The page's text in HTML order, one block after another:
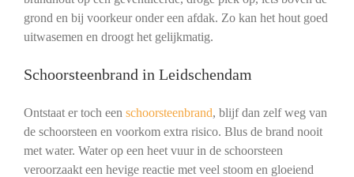
grond en bij voorkeur onder een afdak. Zo kan het hout goed
uitwasemen en droogt het gelijkmatig.
Schoorsteenbrand in Leidschendam
Ontstaat er toch een schoorsteenbrand, blijf dan zelf weg van
de schoorsteen en voorkom extra risico. Blus de brand nooit
met water. Water op een heet vuur in de schoorsteen
veroorzaakt een hevige reactie met veel stoom en gloeiend